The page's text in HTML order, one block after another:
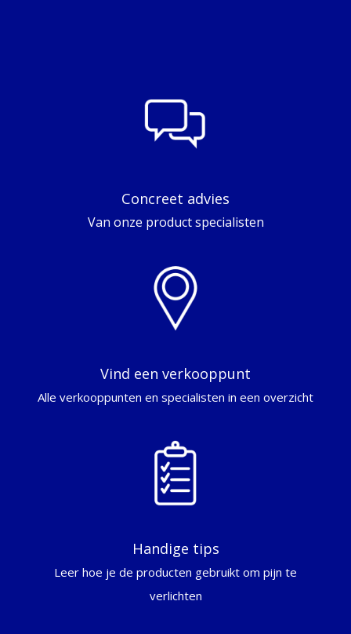
Concreet advies
Van onze product specialisten
Vind een verkooppunt
Alle verkooppunten en specialisten in een overzicht
Handige tips
Leer hoe je de producten gebruikt om pijn te
verlichten